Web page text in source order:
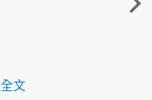
文
走進